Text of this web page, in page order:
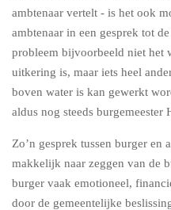
ambtenaar vertelt - is het ook
ambtenaar in een gesprek tot
probleem bijvoorbeeld niet het
uitkering is, maar iets heel
boven water is kan gewerkt
aldus nog steeds burgemeester
Zo’n gesprek tussen burger en
makkelijk naar zeggen van de
burger vaak emotioneel,
door de gemeentelijke